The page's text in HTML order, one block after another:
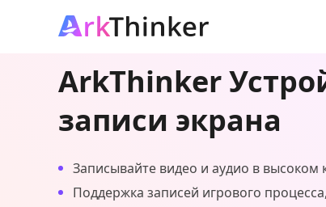
ArkThinker
записи экрана
Записывайте видео и аудио в высоком
Поддержка записей игрового